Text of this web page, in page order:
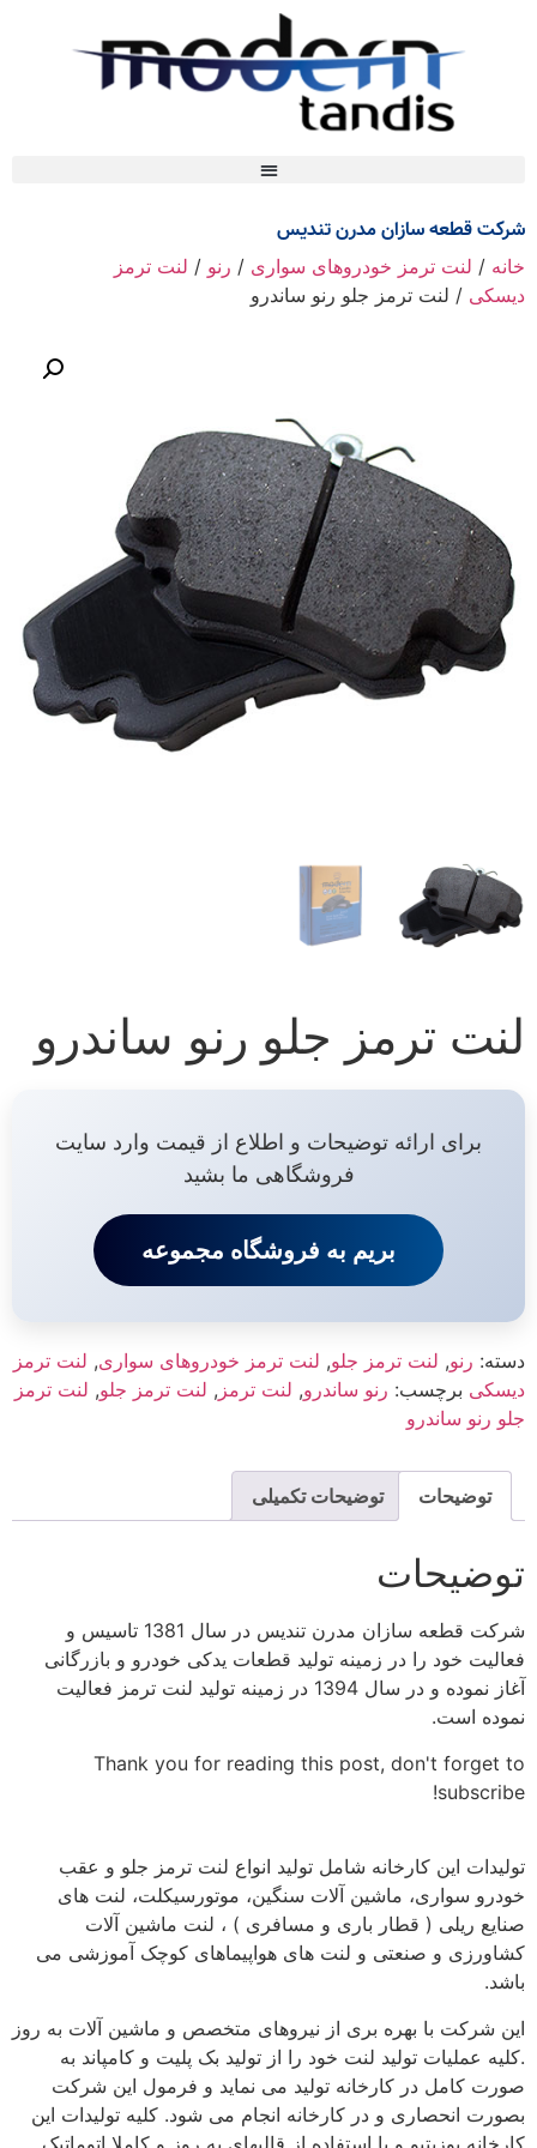
شرکت قطعه سازان مدرن تندیس
خانه / لنت ترمز خودروهای سواری / رنو / لنت ترمز
دیسکی / لنت ترمز جلو رنو ساندرو
لنت ترمز جلو رنو ساندرو
برای ارائه توضیحات و اطلاع از قیمت وارد سایت
فروشگاهی ما بشید
بریم به فروشگاه مجموعه
دسته: رنو, لنت ترمز جلو, لنت ترمز خودروهای سواری, لنت ترمز
دیسکی برچسب: رنو ساندرو, لنت ترمز , لنت ترمز جلو, لنت ترمز
جلو رنو ساندرو
توضیحات توضیحات تکمیلی
توضیحات
شرکت قطعه سازان مدرن تندیس در سال 1381 تاسیس و
فعالیت خود را در زمینه تولید قطعات یدکی خودرو و بازرگانی
آغاز نموده و در سال 1394 در زمینه تولید لنت ترمز فعالیت
نموده است.
Thank you for reading this post, don't forget to
subscribe!
تولیدات این کارخانه شامل تولید انواع لنت ترمز جلو و عقب
خودرو سواری، ماشین آلات سنگین، موتورسیکلت، لنت های
صنایع ریلی ( قطار باری و مسافری ) ، لنت ماشین آلات
کشاورزی و صنعتی و لنت های هواپیماهای کوچک آموزشی می
باشد.
این شرکت با بهره بری از نیروهای متخصص و ماشین آلات به روز
.کلیه عملیات تولید لنت خود را از تولید بک پلیت و کامپاند به
صورت کامل در کارخانه تولید می نماید و فرمول این شرکت
بصورت انحصاری و در کارخانه انجام می شود. کلیه تولیدات این
کارخانه پوزیتیو و با استفاده از قالبهای به روز و کاملا اتوماتیک